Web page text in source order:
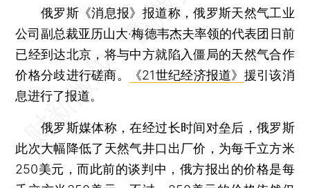
俄罗斯《消息报》报道称，俄罗斯天然气工业
公司副总裁亚历山大·梅德韦杰夫率领的代表团日前
已经到达北京，将与中方就陷入僵局的天然气合作
价格分歧进行磋商。
《21世纪经济报道》 援引该消
息进行了报道。
俄罗斯媒体称，在经过长时间对垒后，俄罗斯
此次大幅降低了天然气井口出厂价，为每千立方米
250美元，而此前的谈判中，俄方报出的价格是每